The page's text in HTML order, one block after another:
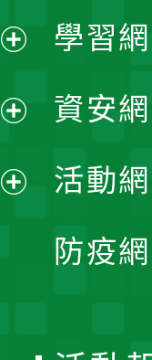
單
選
單
開
選
單
開
選
開
學習
資安
活動
防疫